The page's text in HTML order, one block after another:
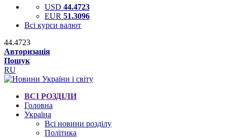
USD 44.4723
EUR 51.3096
Всі курси валют
44.4723
Авторизація
Пошук
RU
ВСІ РОЗДІЛИ
Головна
Україна
Всі новини розділу
Політика